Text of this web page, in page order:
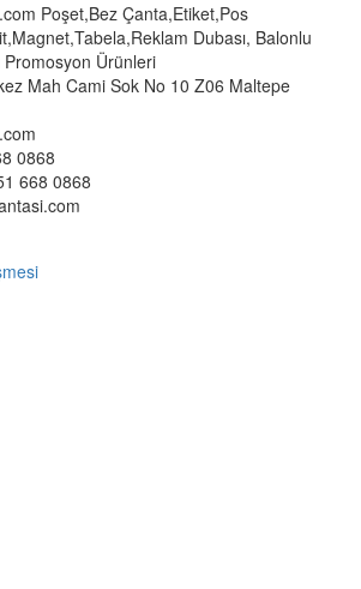
Poşet,Bez Çanta,Etiket,Pos
Dubası, Balonlu
Promosyon Ürünleri
Mah Cami Sok No 10 Z06 Maltepe
0868
668 0868